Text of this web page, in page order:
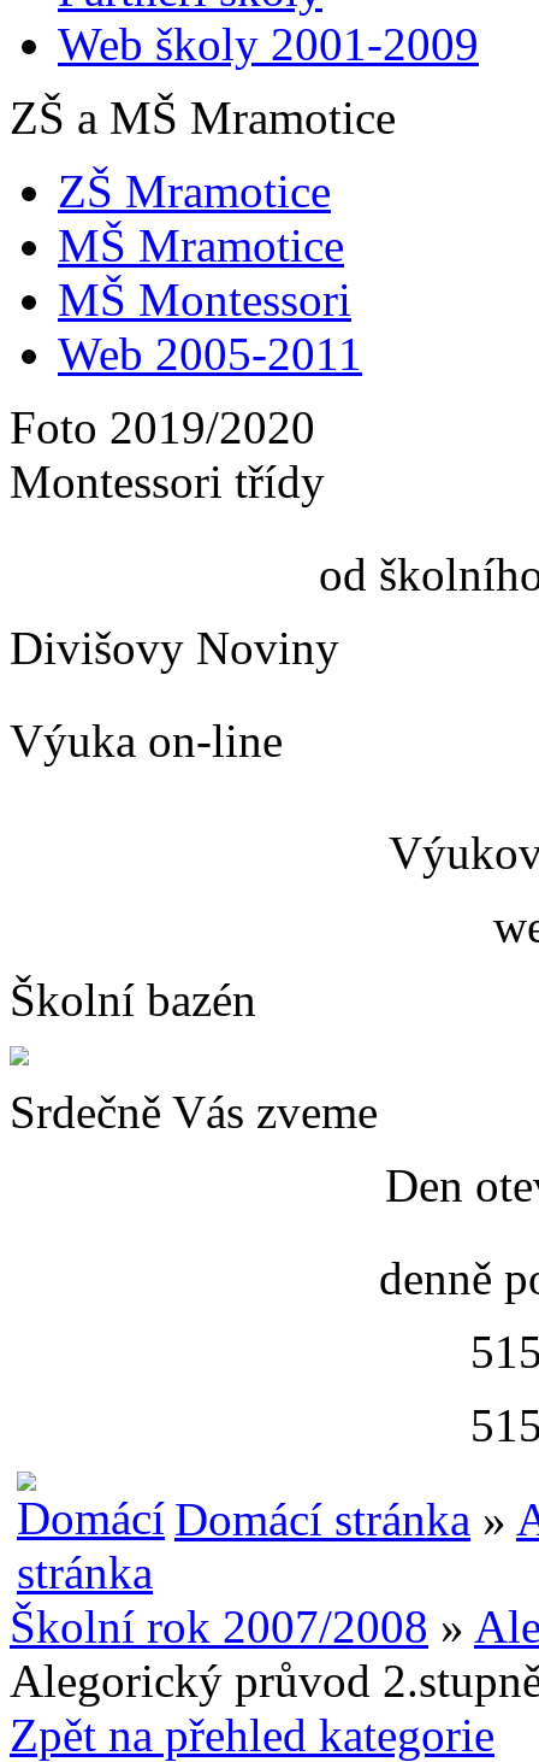
Web školy 2001-2009
ZŠ a MŠ Mramotice
ZŠ Mramotice
MŠ Mramotice
MŠ Montessori
Web 2005-2011
Foto 2019/2020
Montessori třídy
od
Divišovy Noviny
Výuka on-line
Školní bazén
Srdečně Vás zveme
Den
denně
Domácí stránka »
Školní rok 2007/2008 »
Alegorický průvod
Zpět na přehled kategorie